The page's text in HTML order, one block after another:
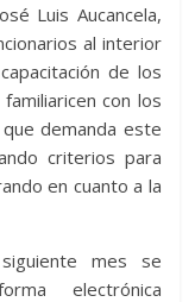
Luis Aucancela,
al interior
de los
con los
demanda este
criterios para
en cuanto a la
mes se
electrónica